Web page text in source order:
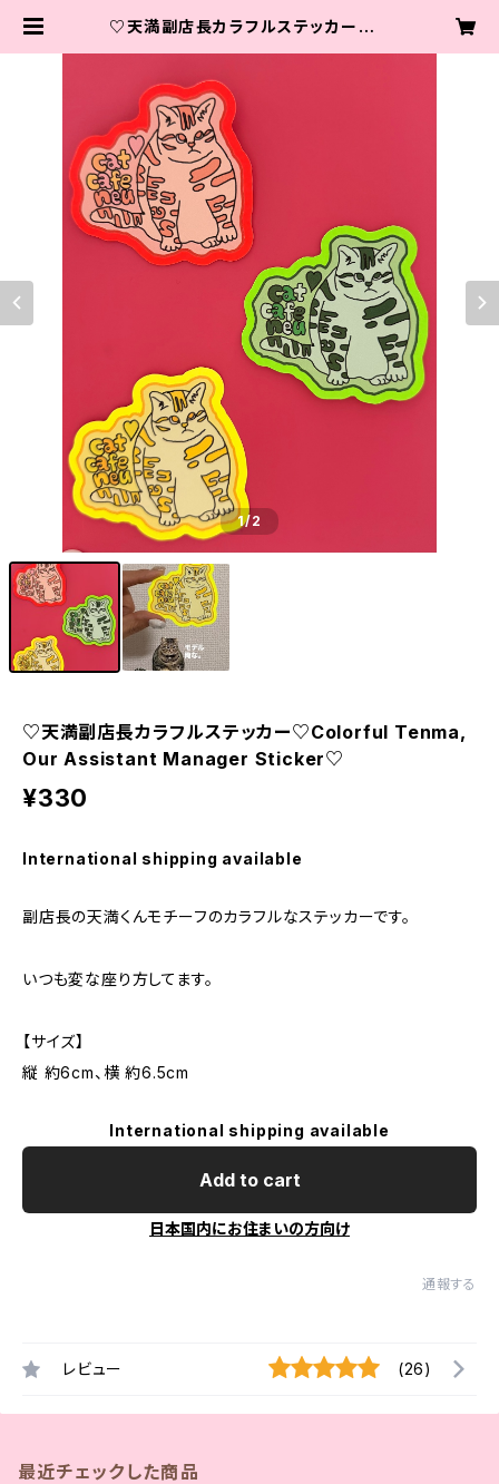
♡天満副店長カラフルステッカー♡C
ェneu。
1/2
♡天満副店長カラフルステッカー♡Colorful Tenma,
Our Assistant Manager Sticker♡
¥330
International shipping available
副店長の天満くんモチーフのカラフルなステッカーです。
いつも変な座り方してます。
【サイズ】
縦 約6cm、横 約6.5cm
International shipping available
Add to cart
日本国内にお住まいの方向け
通報する
レビュー (26)
最近チェックした商品